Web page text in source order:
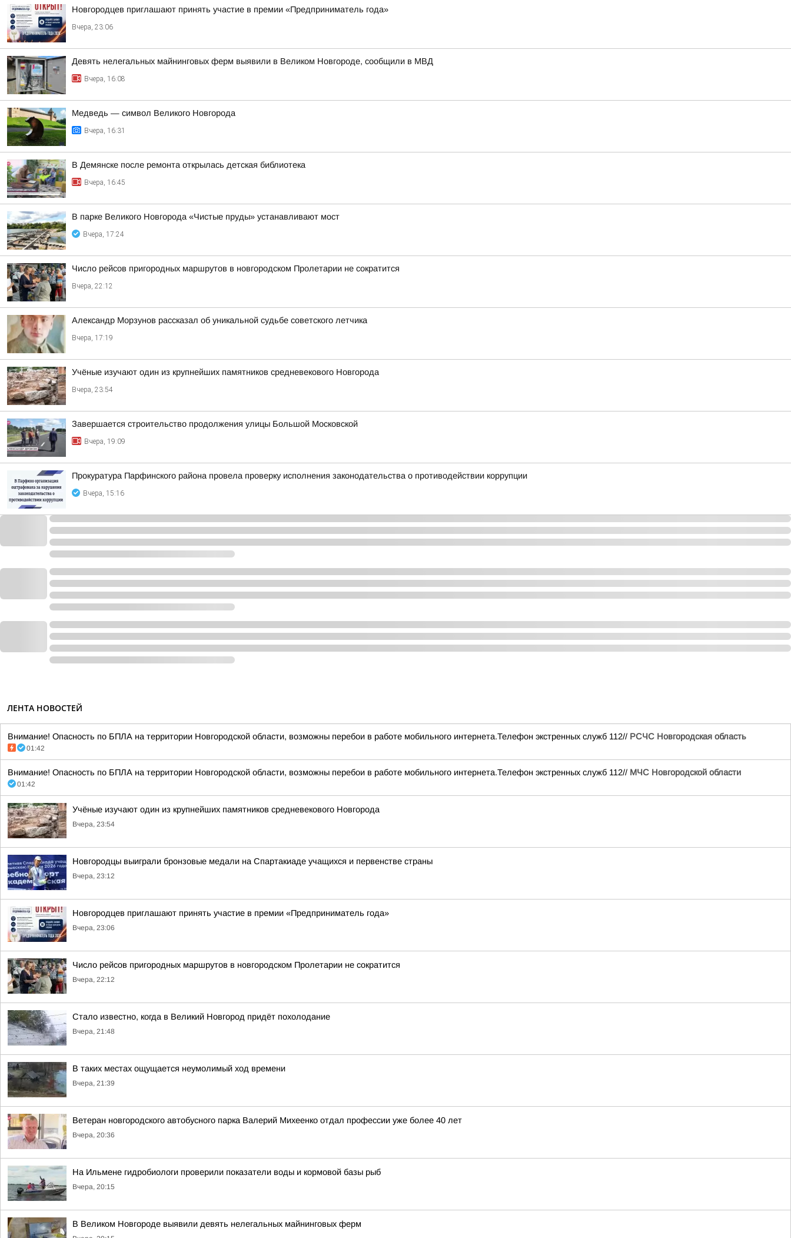
Новгородцев приглашают принять участие в премии «Предприниматель года»
Вчера, 23:06
Девять нелегальных майнинговых ферм выявили в Великом Новгороде, сообщили в МВД
Вчера, 16:08
Медведь — символ Великого Новгорода
Вчера, 16:31
В Демянске после ремонта открылась детская библиотека
Вчера, 16:45
В парке Великого Новгорода «Чистые пруды» устанавливают мост
Вчера, 17:24
Число рейсов пригородных маршрутов в новгородском Пролетарии не сократится
Вчера, 22:12
Александр Морзунов рассказал об уникальной судьбе советского летчика
Вчера, 17:19
Учёные изучают один из крупнейших памятников средневекового Новгорода
Вчера, 23:54
Завершается строительство продолжения улицы Большой Московской
Вчера, 19:09
Прокуратура Парфинского района провела проверку исполнения законодательства о противодействии коррупции
Вчера, 15:16
ЛЕНТА НОВОСТЕЙ
Внимание! Опасность по БПЛА на территории Новгородской области, возможны перебои в работе мобильного интернета.Телефон экстренных служб 112// РСЧС Новгородская область
01:42
Внимание! Опасность по БПЛА на территории Новгородской области, возможны перебои в работе мобильного интернета.Телефон экстренных служб 112// МЧС Новгородской области
01:42
Учёные изучают один из крупнейших памятников средневекового Новгорода
Вчера, 23:54
Новгородцы выиграли бронзовые медали на Спартакиаде учащихся и первенстве страны
Вчера, 23:12
Новгородцев приглашают принять участие в премии «Предприниматель года»
Вчера, 23:06
Число рейсов пригородных маршрутов в новгородском Пролетарии не сократится
Вчера, 22:12
Стало известно, когда в Великий Новгород придёт похолодание
Вчера, 21:48
В таких местах ощущается неумолимый ход времени
Вчера, 21:39
Ветеран новгородского автобусного парка Валерий Михеенко отдал профессии уже более 40 лет
Вчера, 20:36
На Ильмене гидробиологи проверили показатели воды и кормовой базы рыб
Вчера, 20:15
В Великом Новгороде выявили девять нелегальных майнинговых ферм